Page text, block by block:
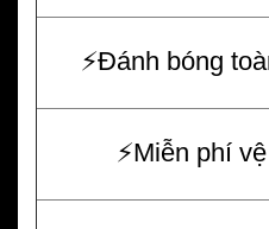
⚡️Đánh bóng
⚡️Miễn phí